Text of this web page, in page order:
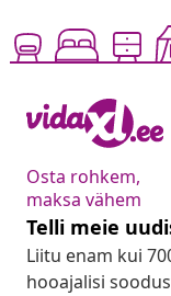
Osta rohkem,
maksa vähem
Telli meie
Liitu enam kui
hooajalisi